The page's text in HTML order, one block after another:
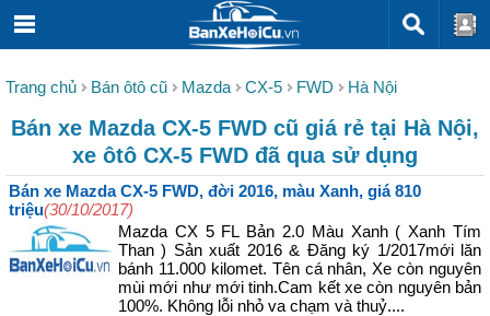
Trang chủ Bán ôtô cũ Mazda CX-5 FWD Hà Nội
Bán xe Mazda CX-5 FWD cũ giá rẻ tại Hà Nội,
xe ôtô CX-5 FWD đã qua sử dụng
Bán xe Mazda CX-5 FWD, đời 2016, màu Xanh, giá 810
triệu(30/10/2017)
Mazda CX 5 FL Bản 2.0 Màu Xanh ( Xanh Tím
Than ) Sản xuất 2016 & Đăng ký 1/2017mới lăn
bánh 11.000 kilomet. Tên cá nhân, Xe còn nguyên
mùi mới như mới tinh.Cam kết xe còn nguyên bản
100%. Không lỗi nhỏ va chạm và thuỷ....